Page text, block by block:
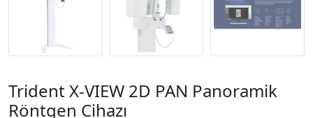
Trident X-VIEW 2D PAN Panoramik
Röntgen Cihazı